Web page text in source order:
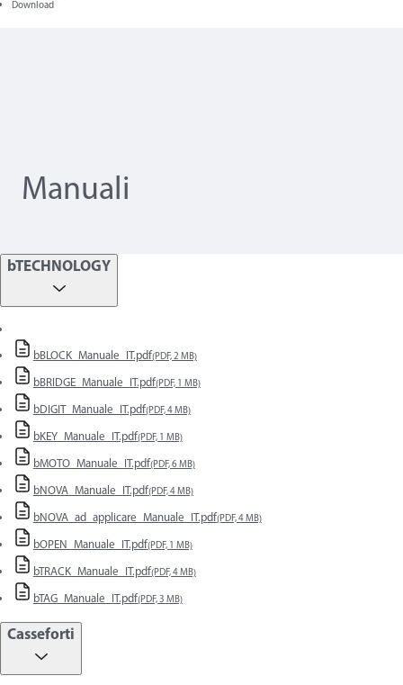
Download
Manuali
bTECHNOLOGY
bBLOCK_Manuale_IT.pdf(PDF, 2 MB)
bBRIDGE_Manuale_IT.pdf(PDF, 1 MB)
bDIGIT_Manuale_IT.pdf(PDF, 4 MB)
bKEY_Manuale_IT.pdf(PDF, 1 MB)
bMOTO_Manuale_IT.pdf(PDF, 6 MB)
bNOVA_Manuale_IT.pdf(PDF, 4 MB)
bNOVA_ad_applicare_Manuale_IT.pdf(PDF, 4 MB)
bOPEN_Manuale_IT.pdf(PDF, 1 MB)
bTRACK_Manuale_IT.pdf(PDF, 4 MB)
bTAG_Manuale_IT.pdf(PDF, 3 MB)
Casseforti